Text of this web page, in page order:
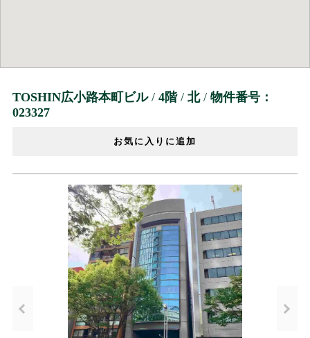
TOSHIN広小路本町ビル / 4階 / 北 / 物件番号：
023327
お気に入りに追加